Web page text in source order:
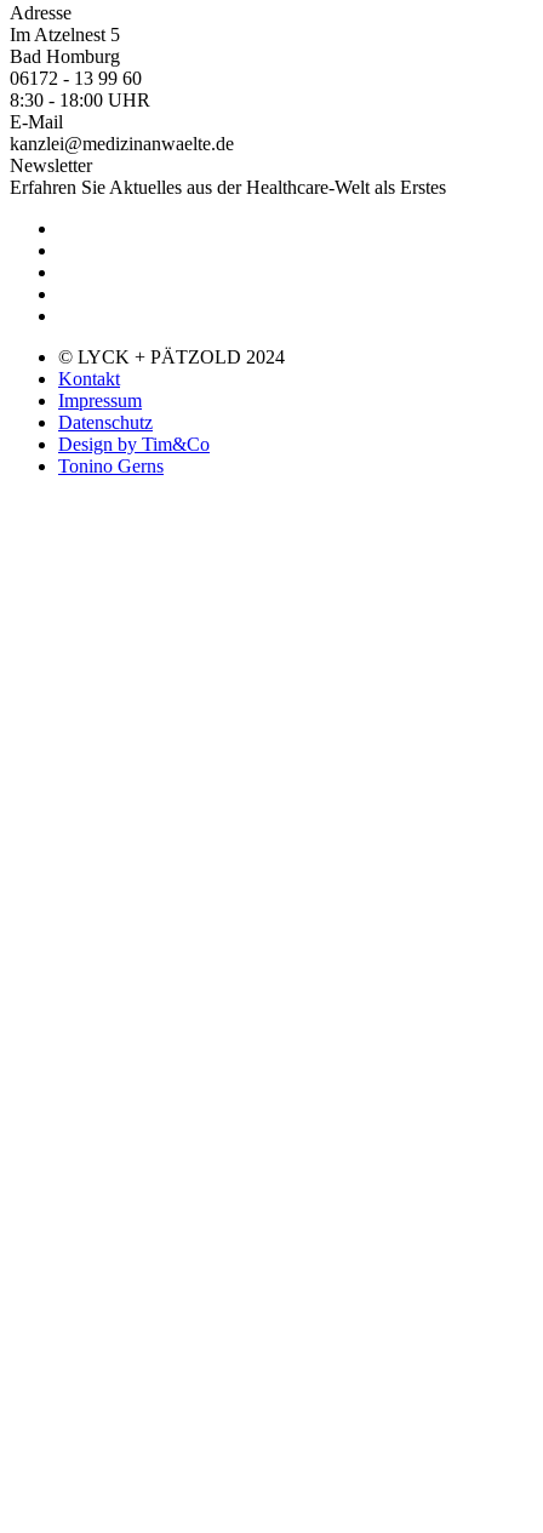
Adresse
Im Atzelnest 5
Bad Homburg
06172 - 13 99 60
8:30 - 18:00 UHR
E-Mail
kanzlei@medizinanwaelte.de
Newsletter
Erfahren Sie Aktuelles aus der Healthcare-Welt als Erstes
© LYCK + PÄTZOLD 2024
Kontakt
Impressum
Datenschutz
Design by Tim&Co
Tonino Gerns